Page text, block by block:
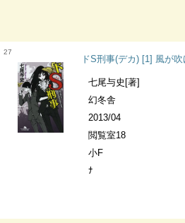
27
ドS刑事(デカ) [1] 風が吹け
七尾与史[著]
幻冬舎
2013/04
閲覧室18
小F
ﾅ